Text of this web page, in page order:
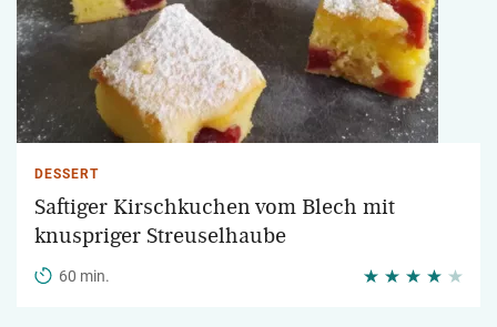
DESSERT
Saftiger Kirschkuchen vom Blech mit
knuspriger Streuselhaube
60 min.